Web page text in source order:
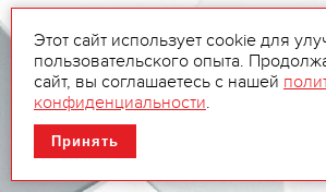
Этот сайт использует cookie для
пользовательского опыта.
сайт, вы соглашаетесь с нашей
конфиденциальности.
Принять